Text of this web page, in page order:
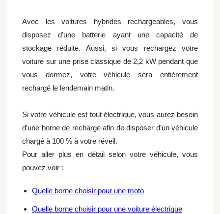
Avec les voitures hybrides rechargeables, vous
disposez d’une batterie ayant une capacité de
stockage réduite. Aussi, si vous rechargez votre
voiture sur une prise classique de 2,2 kW pendant que
vous dormez, votre véhicule sera entièrement
rechargé le lendemain matin.
Si votre véhicule est tout électrique, vous aurez besoin
d’une borne de recharge afin de disposer d’un véhicule
chargé à 100 % à votre réveil.
Pour aller plus en détail selon votre véhicule, vous
pouvez voir :
Quelle borne choisir pour une moto
Quelle borne choisir pour une voiture électrique